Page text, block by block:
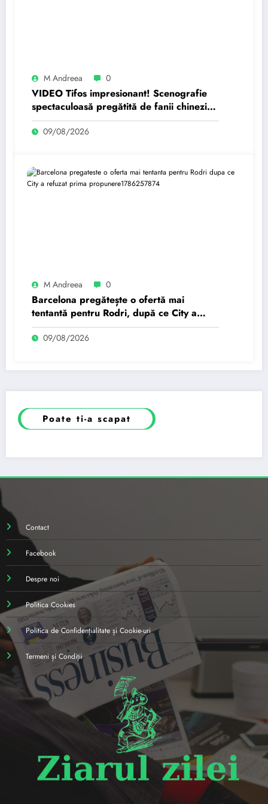
M Andreea 0
VIDEO Tifos impresionant! Scenografie
spectaculoasă pregătită de fanii chinezi
pentru Nicolae Stanciu
09/08/2026
M Andreea 0
Barcelona pregătește o ofertă mai
tentantă pentru Rodri, după ce City a
refuzat prima propunere.
09/08/2026
Poate ti-a scapat
Contact
Facebook
Despre noi
Politica Cookies
Politica de Confidențialitate și Cookie-uri
Termeni și Condiții